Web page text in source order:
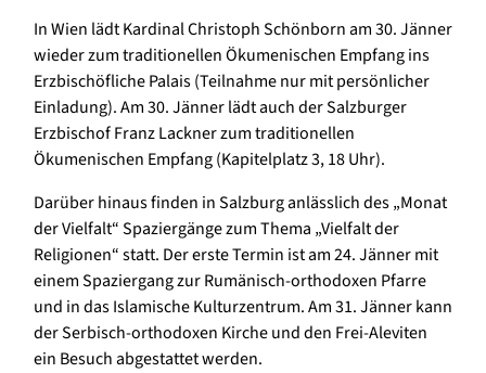
In Wien lädt Kardinal Christoph Schönborn am 30. Jänner
wieder zum traditionellen Ökumenischen Empfang ins
Erzbischöfliche Palais (Teilnahme nur mit persönlicher
Einladung). Am 30. Jänner lädt auch der Salzburger
Erzbischof Franz Lackner zum traditionellen
Ökumenischen Empfang (Kapitelplatz 3, 18 Uhr).
Darüber hinaus finden in Salzburg anlässlich des „Monat
der Vielfalt“ Spaziergänge zum Thema „Vielfalt der
Religionen“ statt. Der erste Termin ist am 24. Jänner mit
einem Spaziergang zur Rumänisch-orthodoxen Pfarre
und in das Islamische Kulturzentrum. Am 31. Jänner kann
der Serbisch-orthodoxen Kirche und den Frei-Aleviten
ein Besuch abgestattet werden.